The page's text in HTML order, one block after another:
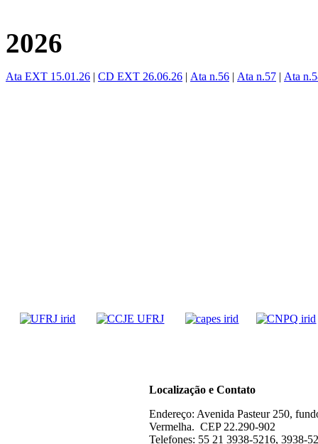
2026
Ata EXT 15.01.26 | CD EXT 26.06.26 | Ata n.56 | Ata n.57 | Ata
Localização e Contato
Endereço: Avenida Pasteur 250,
Vermelha. CEP 22.290-902
Telefones: 55 21 3938-5216, 3938-